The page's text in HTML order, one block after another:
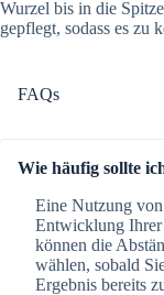
Wurzel bis in die
gepflegt, sodass es zu
FAQs
Wie häufig sollte
Eine Nutzung
Entwicklung Ihrer
können die
wählen, sobald
Ergebnis bereits